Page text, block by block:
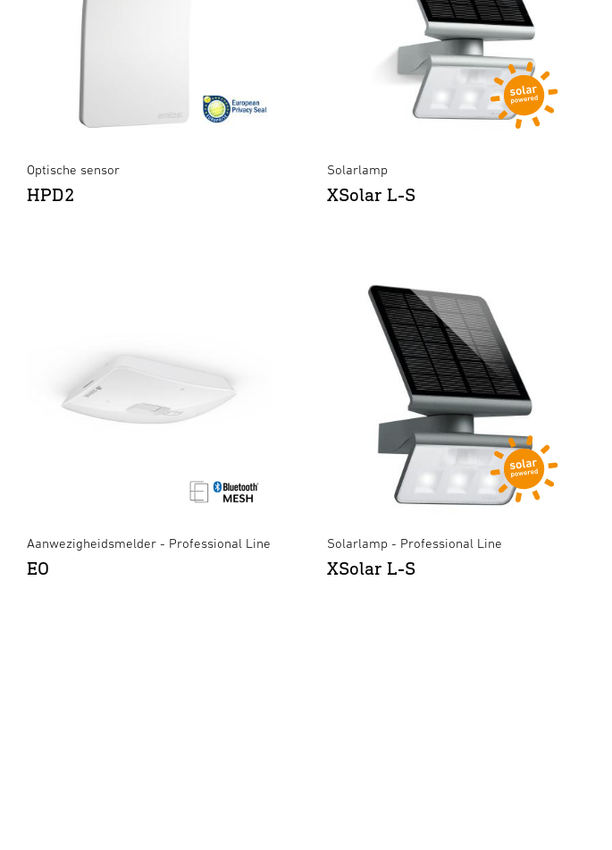
Optische sensor
HPD2
Solarlamp
XSolar L-S
Aanwezigheidsmelder - Professional Line
EO
Solarlamp - Professional Line
XSolar L-S